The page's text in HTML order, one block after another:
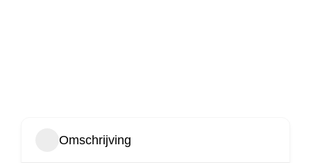
Omschrijving